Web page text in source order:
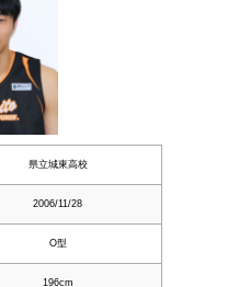
県立城東高校
2006/11/28
O型
196cm